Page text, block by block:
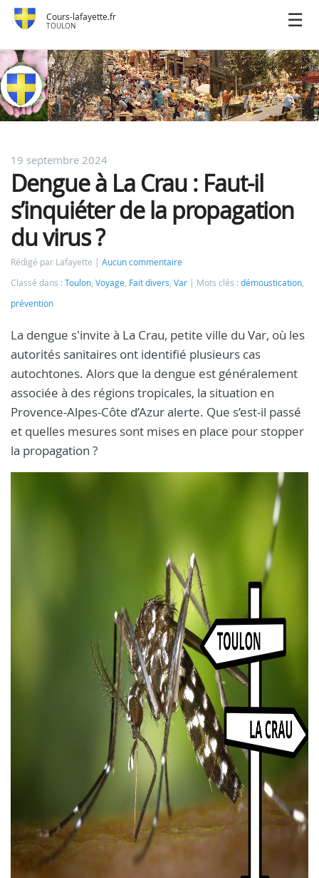
Cours-lafayette.fr
TOULON
19 septembre 2024
Dengue à La Crau : Faut-il
s’inquiéter de la propagation
du virus ?
Rédigé par Lafayette
Aucun commentaire
Classé dans : Toulon, Voyage, Fait divers, Var Mots clés : démoustication,
prévention
La dengue s'invite à La Crau, petite ville du Var, où les
autorités sanitaires ont identifié plusieurs cas
autochtones. Alors que la dengue est généralement
associée à des régions tropicales, la situation en
Provence-Alpes-Côte d’Azur alerte. Que s’est-il passé
et quelles mesures sont mises en place pour stopper
la propagation ?